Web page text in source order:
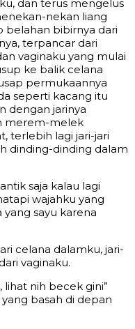
dan terus mengelus
nekan liang
belahan bibirnya dari
terpancar dari
vaginaku yang mulai
ke balik celana
permukaannya
seperti kacang itu
dengan jarinya
merem-melek
terlebih lagi jari-jari
dinding-dinding dalam
saja kalau lagi
wajahku yang
sayu karena
celana dalamku, jari-
vaginaku.
nih becek gini”
basah di depan